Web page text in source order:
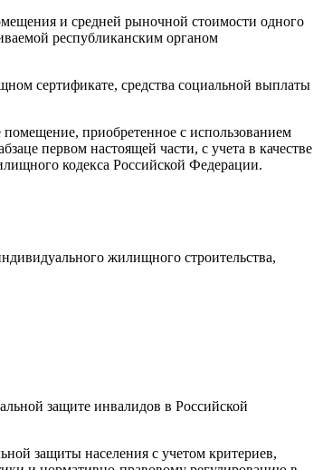
и средней рыночной стоимости одного
республиканским органом
сертификате, средства социальной выплаты
приобретенное с использованием
первом настоящей части, с учета в качестве
кодекса Российской Федерации.
жилищного строительства,
защите инвалидов в Российской
защиты населения с учетом критериев,